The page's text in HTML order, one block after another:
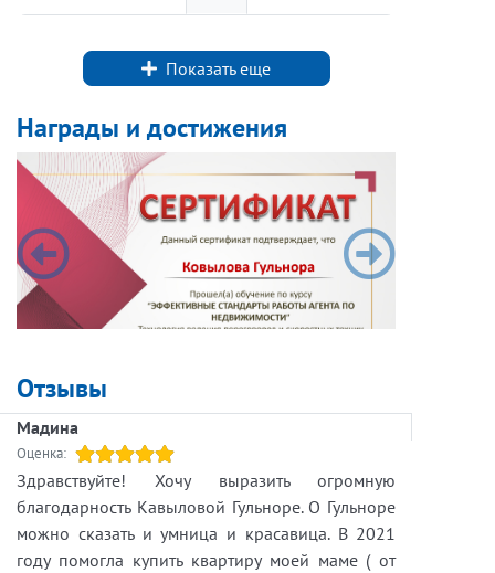
ни одного дня.
налоговые правила, финансовые возможности
недвижимости, новые инструменты
инвестирования и новые запросы клиентов.
То, что было актуально несколько лет
назад, сегодня уже может не работать.
Особенно заметно это в сфере
инвестиционной недвижимости.
Ещё недавно многие рассматривали
инвестиции достаточно просто: купить объект и
уже недостаточно.
Современный инвестор смотрит гораздо
глубже. Его интересует не только стоимость
объекта, но и его будущая доходность,
ликвидность, расходы на содержание, качество
управления и реальный спрос со стороны
Показать еще
Награды и достижения
Отзывы
Мадина
Оценка:
Здравствуйте! Хочу выразить огромную
благодарность Кавыловой Гульноре. О Гульноре
можно сказать и умница и красавица. В 2021
году помогла купить квартиру моей маме ( от